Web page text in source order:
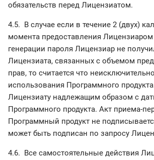
обязательств перед Лицензиатом.
4.5. В случае если в течение 2 (двух)
момента предоставления
генерации пароля Лицензиар не
Лицензиата, связанных с объемом
прав, то считается что
использования Программного
Лицензиату надлежащим образом с
Программного продукта. Акт приема-
Программный продукт не
может быть подписан по запросу
4.6. Все самостоятельные действия